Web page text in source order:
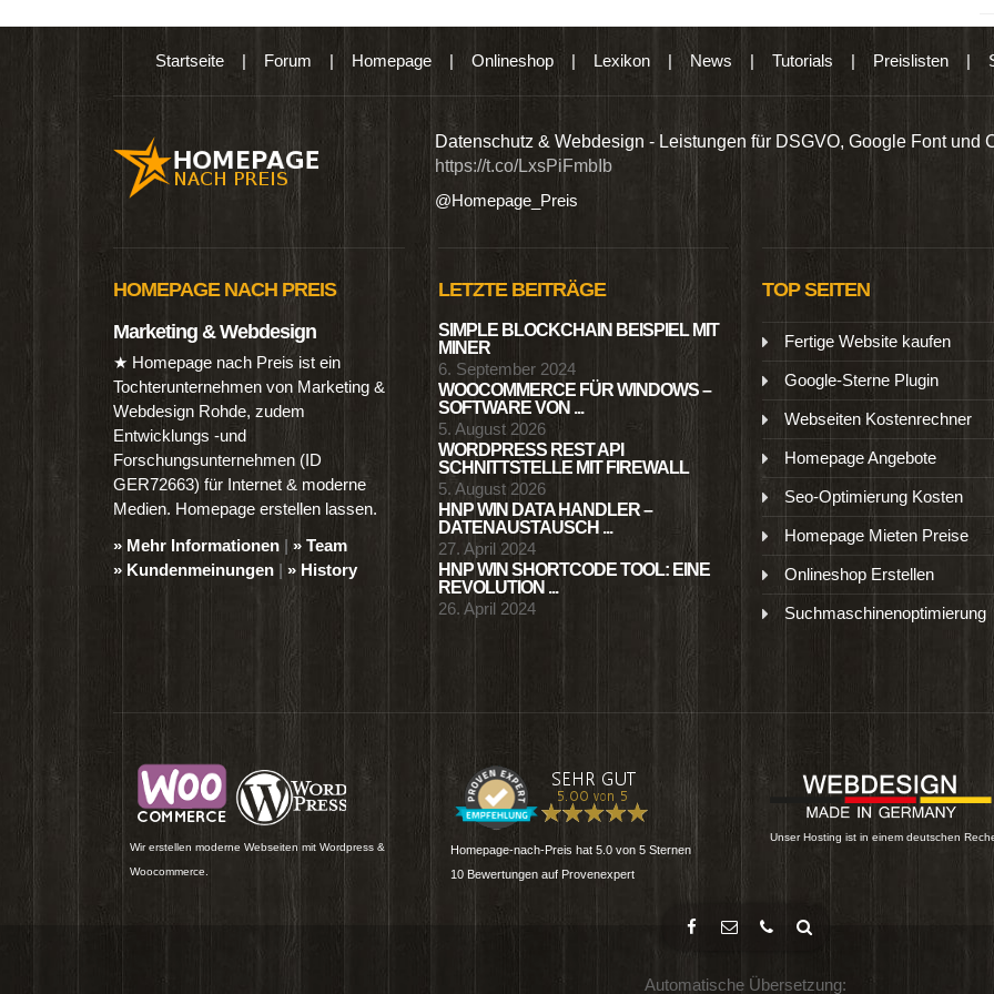
Startseite| Forum | Homepage| Onlineshop| Lexikon|News | Tutorials | Preislisten|
Produkten wie Ebooks & DVDs.… Datenschutz & Webdesign - Leistungen für DSGVO, Google Font und
https://t.co/LxsPiFmbIb
@Homepage_Preis
HOMEPAGE NACH PREIS
Marketing & Webdesign
★ Homepage nach Preis ist ein
Tochterunternehmen von Marketing &
Webdesign Rohde, zudem
Entwicklungs -und
Forschungsunternehmen (ID
GER72663) für Internet & moderne
Medien. Homepage erstellen lassen.
» Mehr Informationen |» Team
» Kundenmeinungen | » History
LETZTE BEITRÄGE
SIMPLE BLOCKCHAIN BEISPIEL MIT
MINER
6. September 2024
WOOCOMMERCE FÜR WINDOWS –
SOFTWARE VON ...
5. August 2026
WORDPRESS REST API
SCHNITTSTELLE MIT FIREWALL
5. August 2026
HNP WIN DATA HANDLER –
DATENAUSTAUSCH ...
27. April 2024
HNP WIN SHORTCODE TOOL: EINE
REVOLUTION ...
26. April 2024
TOP SEITEN
Fertige Website kaufen
Google-Sterne Plugin
Webseiten Kostenrechner
Homepage Angebote
Seo-Optimierung Kosten
Homepage Mieten Preise
Onlineshop Erstellen
Suchmaschinenoptimierung
Wir erstellen moderne Webseiten mit Wordpress &
Woocommerce.
Homepage-nach-Preis hat 5.0von 5Sternen
10Bewertungen auf Provenexpert
Unser Hosting ist in einem deutschen
Automatische Übersetzung: